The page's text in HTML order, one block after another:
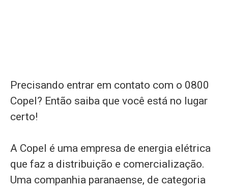
Precisando entrar em contato com o 0800
Copel? Então saiba que você está no lugar
certo!
A Copel é uma empresa de energia elétrica
que faz a distribuição e comercialização.
Uma companhia paranaense, de categoria